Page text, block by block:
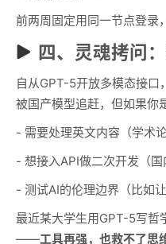
前两周固定用同一节点登录
四、灵魂拷问
自从GPT-5开放多模态接口
被国产模型追赶，但如果你
- 需要处理英文内容（学术
- 想接入API做二次开发（国
- 测试AI的伦理边界（比如
最近某大学生用GPT-5写哲
——工具再强，也救不了思